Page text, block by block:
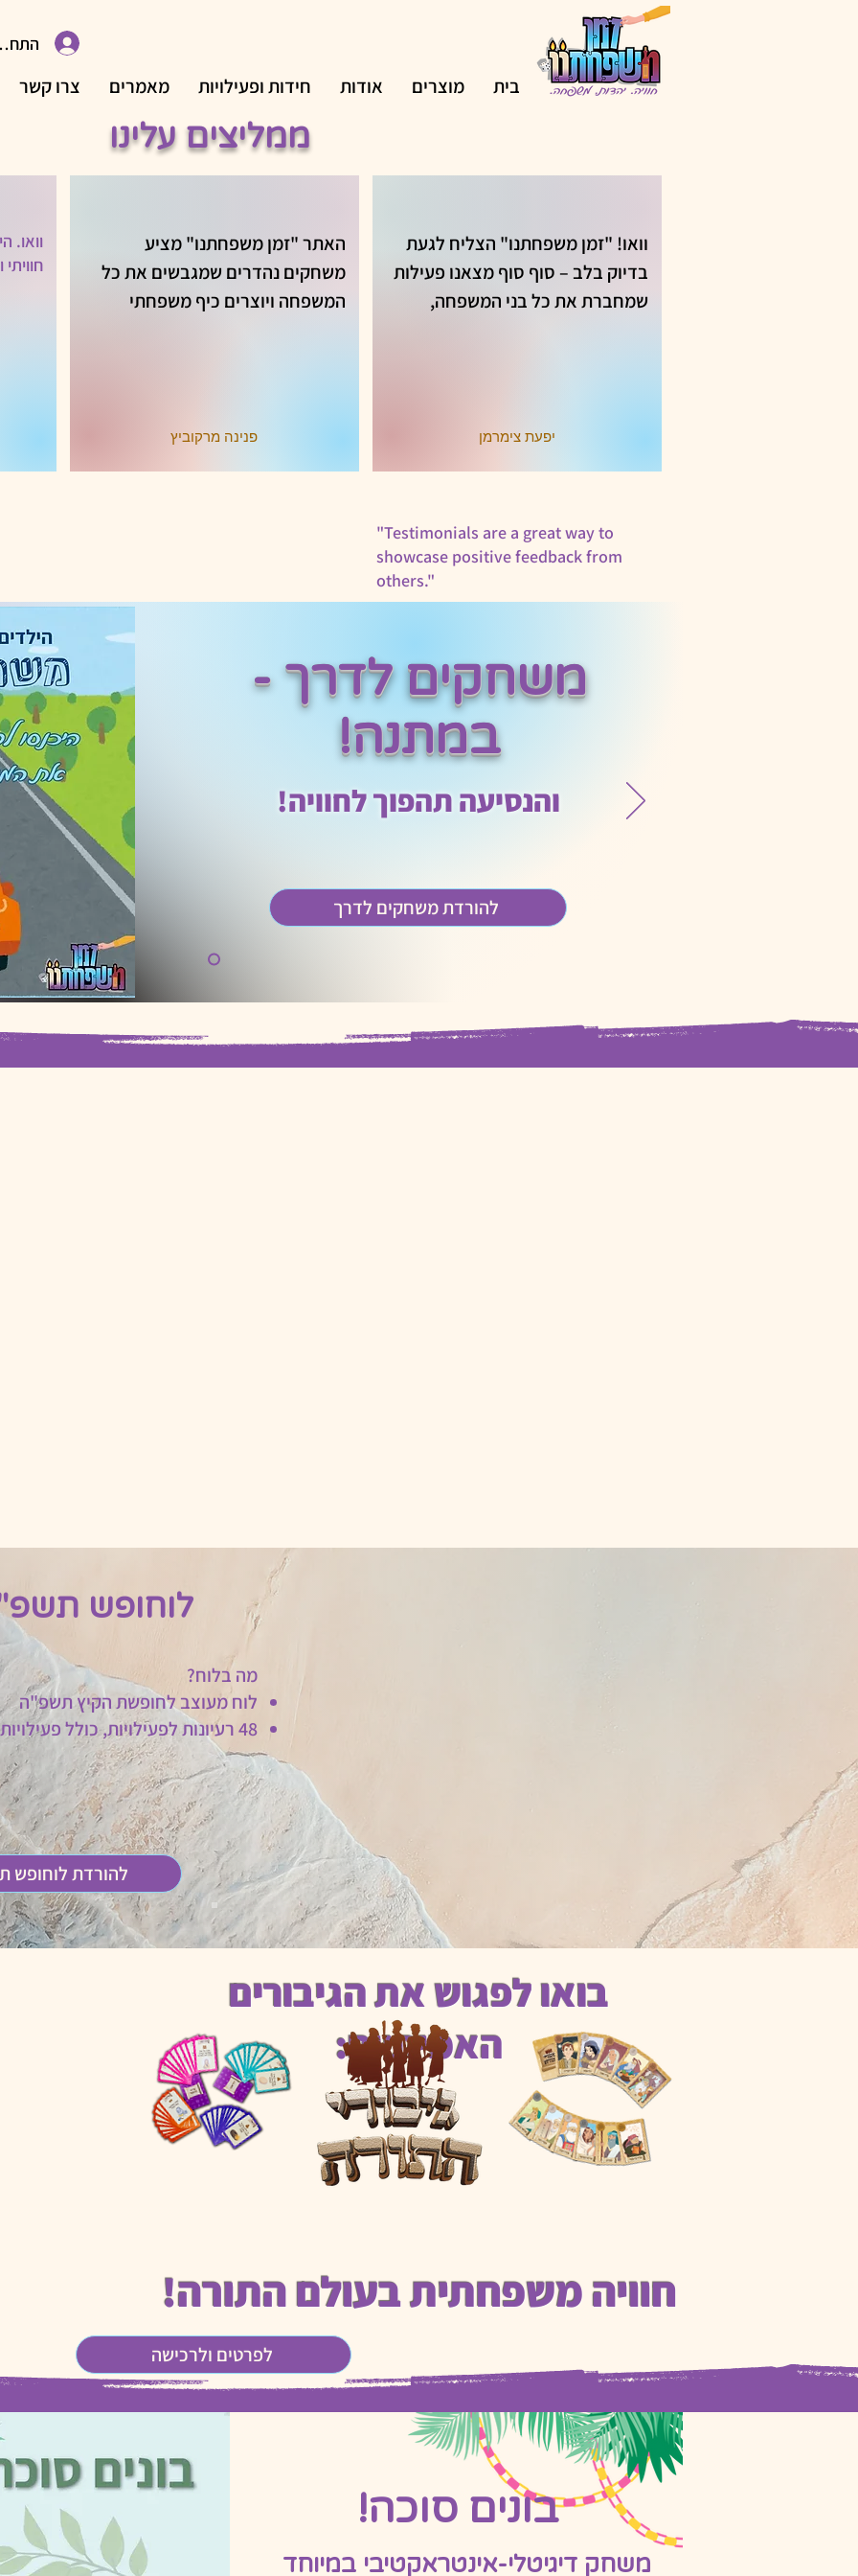
בית מוצרים אודות חידות ופעילויות מאמרים צרו קשר
ממליצים עלינו
וואו.
פנינה מרקוביץ
עולם יהודי עשיר ומלא תוכן. תודה
קופסא של חג הפסח והכירה לנו את
מתנה אמיתית למשפחה שלנו!
יפעת צימרמן
"Testimonials are a great way to
showcase positive feedback from
others."
משחקים לדרך -
במתנה!
והנסיעה תהפוך לחוויה!
להורדת משחקים לדרך
לוחופש
מה בלוח?
לוח מעוצב לחופשת הקיץ תשפ"ה
48 רעיונות לפעילויות, כולל פעילויות עם AI
להורדת לוחופש
בואו לפגוש את הגיבורים
האמיתיים:
חוויה משפחתית בעולם התורה!
לפרטים ולרכישה
משחק דיגיטלי-אינטראקטיבי במיוחד
בונים סוכה!